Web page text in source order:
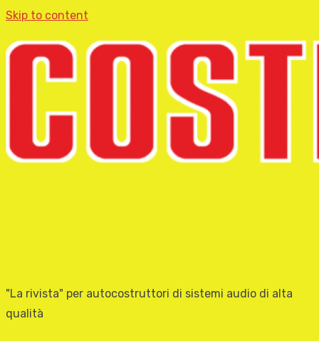
Skip to content
"La rivista" per autocostruttori di sistemi audio di alta
qualità